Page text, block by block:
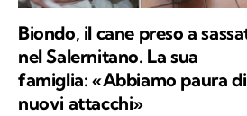
Biondo, il cane preso a
nel Salernitano. La sua
famiglia: «Abbiamo paura di
nuovi attacchi»